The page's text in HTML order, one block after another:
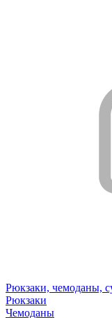
Рюкзаки, чемоданы,
Рюкзаки
Чемоданы